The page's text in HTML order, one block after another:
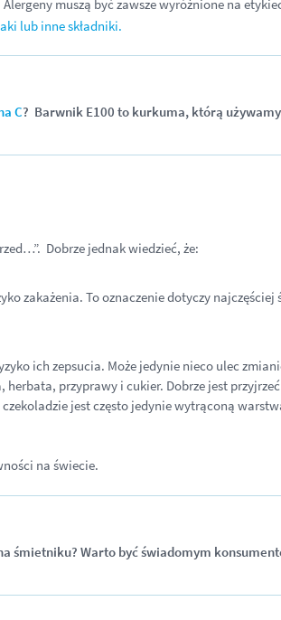
muszą być zawsze wyróżnione na
lub inne składniki.
C? Barwnik E100 to kurkuma, którą
Dobrze jednak wiedzieć, że:
zakażenia. To oznaczenie dotyczy najczęściej
ich zepsucia. Może jedynie nieco ulec
przyprawy i cukier. Dobrze jest
jest często jedynie wytrąconą
na świecie.
śmietniku? Warto być świadomym